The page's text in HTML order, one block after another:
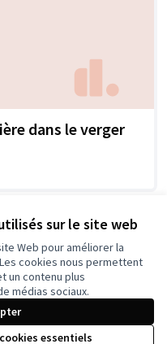
sur le site web
Web pour améliorer la
cookies nous permettent
un contenu plus
médias sociaux.
essentiels
dans le verger